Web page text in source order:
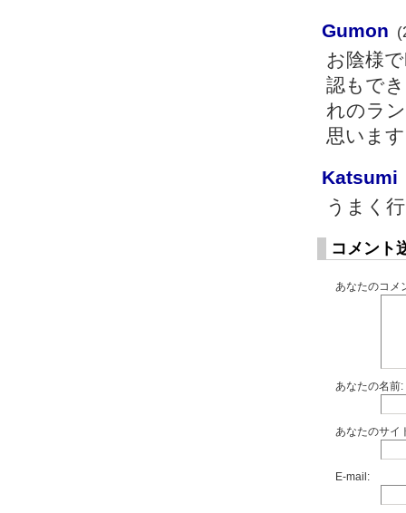
Gumon
お陰様
認もで
れのラ
思いま
Katsumi
うまく
コメント
あなたのコメ
あなたの名前:
あなたのサイ
E-mail: